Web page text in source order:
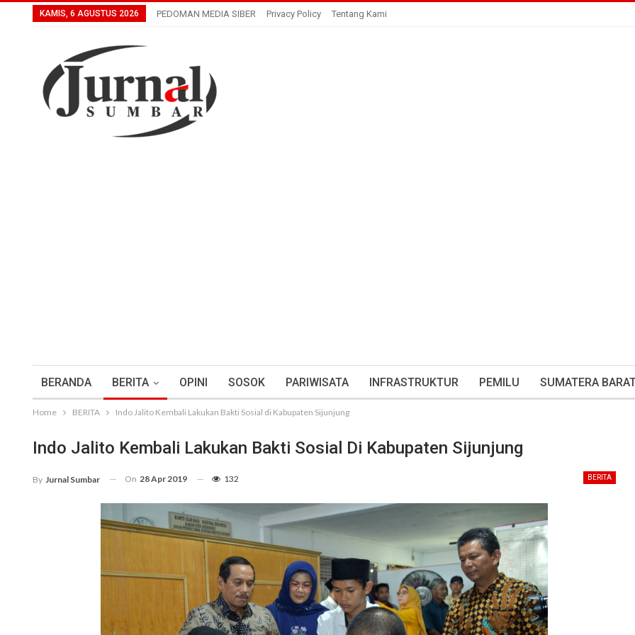
KAMIS, 6 AGUSTUS 2026 PEDOMAN MEDIA SIBER Privacy Policy Tentang Kami
BERANDA BERITA OPINI SOSOK PARIWISATA INFRASTRUKTUR PEMILU SUMATERA
Home BERITA Indo Jalito Kembali Lakukan Bakti Sosial di Kabupaten Sijunjung
Indo Jalito Kembali Lakukan Bakti Sosial Di Kabupaten Sijunjung
BERITA
By Jurnal Sumbar On 28 Apr 2019 132